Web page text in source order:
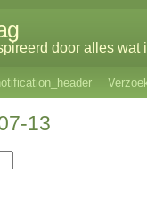
door alles wat
13